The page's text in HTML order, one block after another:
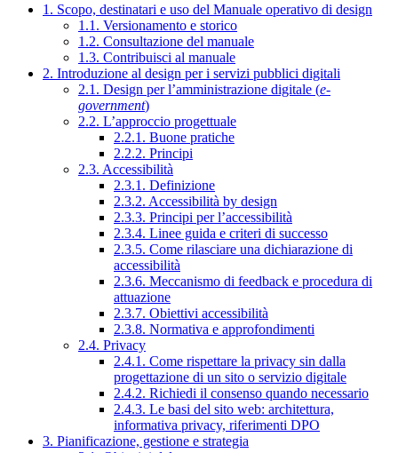
1. Scopo, destinatari e uso del Manuale operativo di design
1.1. Versionamento e storico
1.2. Consultazione del manuale
1.3. Contribuisci al manuale
2. Introduzione al design per i servizi pubblici digitali
2.1. Design per l’amministrazione digitale (e-
government)
2.2. L’approccio progettuale
2.2.1. Buone pratiche
2.2.2. Principi
2.3. Accessibilità
2.3.1. Definizione
2.3.2. Accessibilità by design
2.3.3. Principi per l’accessibilità
2.3.4. Linee guida e criteri di successo
2.3.5. Come rilasciare una dichiarazione di
accessibilità
2.3.6. Meccanismo di feedback e procedura di
attuazione
2.3.7. Obiettivi accessibilità
2.3.8. Normativa e approfondimenti
2.4. Privacy
2.4.1. Come rispettare la privacy sin dalla
progettazione di un sito o servizio digitale
2.4.2. Richiedi il consenso quando necessario
2.4.3. Le basi del sito web: architettura,
informativa privacy, riferimenti DPO
3. Pianificazione, gestione e strategia